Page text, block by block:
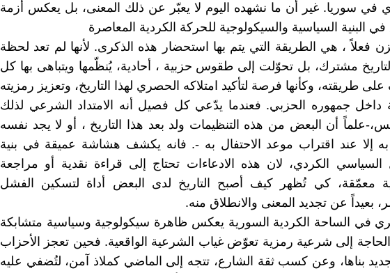
في سوريا. غير أن ما نشهده اليوم لا يعبّر عن ذلك المعنى، بل يعكس أزمة
في البنية السياسية والسيكولوجية للحركة الكردية المعاصرة
فعلاً ، هي الطريقة التي يتم بها استحضار هذه الذكرى. لأنها لم تعد لحظة
مشترك، بل تحوّلت إلى طقوس حزبية ، أحادية، يُنظّمها ويتباهى بها كل
طريقته، وكأنها فرصة لتأكيد امتلاكه الحصري لهذا التاريخ، وتعزيز رمزيته
داخل جمهوره الحزبي. فعندما يدّعي كل فصيل أنه الامتداد الشرعي لذلك
علماً أن البعض من هذه التنظيمات ولد بعد هذا التاريخ ، أو لا يجد نفسه
به إلا عند اقتراب موعد الاحتفال به -. فانه يكشف هشاشة عميقة في بنية
السياسي الكردي، لان هذه الادعاءات تحتاج إلى قراءة نقدية أو مراجعة
معمّقة، كي تُظهر كيف أصبح التاريخ لدى البعض أداة لتسكين الفشل
بعيداً عن تجديد المعنى والانطلاق منه.
في الساحة الكردية السورية يعكس ظاهرة سيكولوجية وسياسية متشابكة
إلى شرعية رمزية تعوّض غياب الشرعية الواقعية. فحين تعجز الأحزاب
بناها، وعن كسب ثقة الشارع، تتجه إلى الماضي كملاذ آمن، لتُضفي عليه